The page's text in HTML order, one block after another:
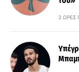
2 ΏΡΕΣ